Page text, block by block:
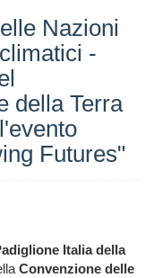
Nazioni
-
della Terra
Futures"
Italia della
Convenzione delle